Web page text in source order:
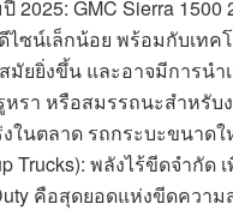
2025: GMC Sierra 1500
ไซน์เล็กน้อย พร้อมกับเทค
ยยิ่งขึ้น และอาจมีการนำ
รา หรือสมรรถนะสำหรับ
ในตลาด รถกระบะขนาด
Trucks): พลังไร้ขีดจำกัด
คือสุดยอดแห่งขีดความ